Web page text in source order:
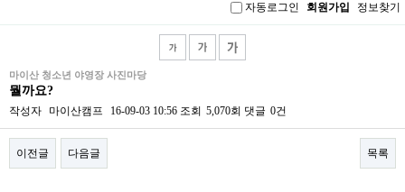
자동로그인 회원가입 정보찾기
마이산 청소년 야영장 사진마당
뭘까요?
작성자 마이산캠프 16-09-03 10:56 조회 5,070회 댓글 0건
이전글 다음글 목록